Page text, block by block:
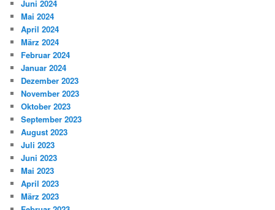
Juni 2024
Mai 2024
April 2024
März 2024
Februar 2024
Januar 2024
Dezember 2023
November 2023
Oktober 2023
September 2023
August 2023
Juli 2023
Juni 2023
Mai 2023
April 2023
März 2023